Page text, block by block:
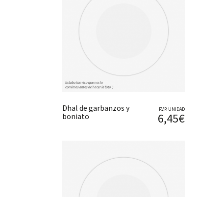
Dhal de garbanzos y
boniato
P.V.P. UNIDAD
6,45€